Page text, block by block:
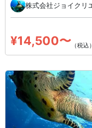
株式会社ジョイクリ
¥14,500〜 （税込）